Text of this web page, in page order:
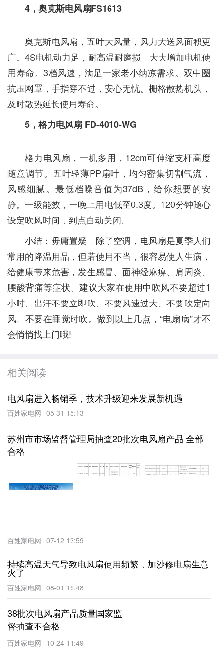
4，奥克斯电风扇FS1613
奥克斯电风扇，五叶大风量，风力大送风面积更
广。4S电机动力足，耐高温耐磨损，大大增加电机使
用寿命。3档风速，满足一家老小纳凉需求。双中圈
抗压网罩，手指穿不过，安心无忧。栅格散热机头，
及时散热延长使用寿命。
5，格力电风扇 FD-4010-WG
格力电风扇，一机多用，12cm可伸缩支杆高度
随意调节。五叶轻薄PP扇叶，均匀密集切割气流，
风感细腻。最低档噪音值为37dB，给你想要的安
静。一级能效，一晚上用电低至0.3度。120分钟随心
设定吹风时间，到点自动关闭。
小结：毋庸置疑，除了空调，电风扇是夏季人们
常用的降温用品，但若使用不当，很容易使人生病，
给健康带来危害，发生感冒、面神经麻痹、肩周炎、
腰酸背痛等症状。建议大家在使用中吹风不要超过1
小时、出汗不要立即吹、不要风速过大、不要吹定向
风、不要在睡觉时吹。做到以上几点，“电扇病”才不
会悄悄找上门哦!
相关阅读
电风扇进入畅销季，技术升级迎来发展新机遇
百姓家电网 05-31 15:13
苏州市市场监督管理局抽查20批次电风扇产品 全部
合格
百姓家电网 07-12 13:59
持续高温天气导致电风扇使用频繁，加沙修电扇生意
火了
百姓家电网 08-01 15:48
38批次电风扇产品质量国家监
督抽查不合格
百姓家电网 10-24 11:49